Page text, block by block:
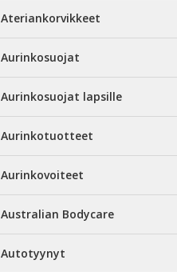
Ateriankorvikkeet
Aurinkosuojat
Aurinkosuojat lapsille
Aurinkotuotteet
Aurinkovoiteet
Australian Bodycare
Autotyynyt